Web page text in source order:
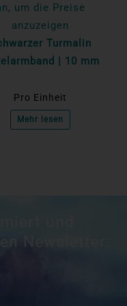
um die Preise
anzuzeigen
Turmalin
| 10 mm
Pro Einheit
Mehr lesen
Newsletter: